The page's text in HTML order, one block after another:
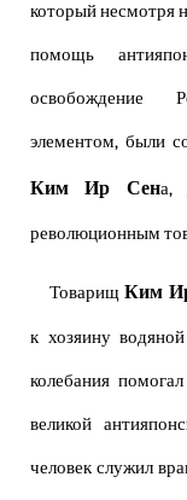
который несмотря
помощь
освобождение
элементом, были
Ким Ир Сена,
революционным
Товарищ Ким
к хозяину
колебания
великой
человек служил